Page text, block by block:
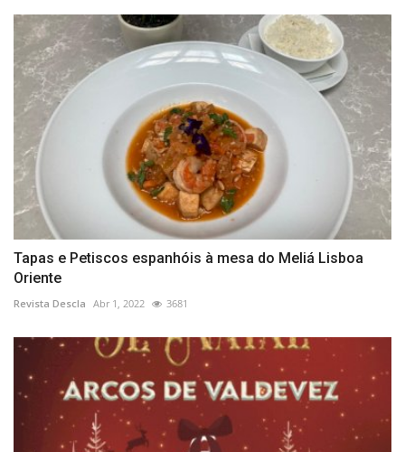
Tapas e Petiscos espanhóis à mesa do Meliá Lisboa
Oriente
Revista Descla Abr 1, 2022 3681